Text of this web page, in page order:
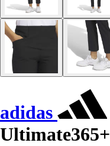
adidas
Ultimate365+